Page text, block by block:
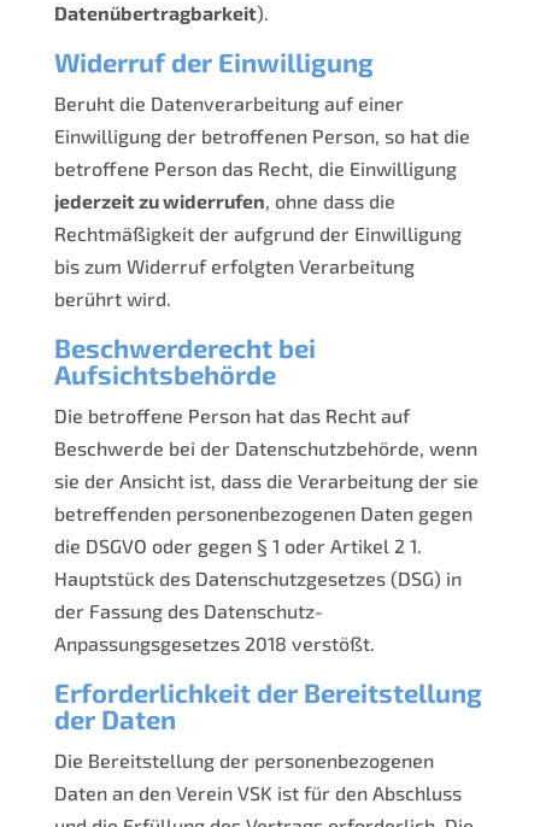
Datenübertragbarkeit).
Widerruf der Einwilligung
Beruht die Datenverarbeitung auf einer
Einwilligung der betroffenen Person, so hat die
betroffene Person das Recht, die Einwilligung
jederzeit zu widerrufen, ohne dass die
Rechtmäßigkeit der aufgrund der Einwilligung
bis zum Widerruf erfolgten Verarbeitung
berührt wird.
Beschwerderecht bei
Aufsichtsbehörde
Die betroffene Person hat das Recht auf
Beschwerde bei der Datenschutzbehörde, wenn
sie der Ansicht ist, dass die Verarbeitung der sie
betreffenden personenbezogenen Daten gegen
die DSGVO oder gegen § 1 oder Artikel 2 1.
Hauptstück des Datenschutzgesetzes (DSG) in
der Fassung des Datenschutz-
Anpassungsgesetzes 2018 verstößt.
Erforderlichkeit der Bereitstellung
der Daten
Die Bereitstellung der personenbezogenen
Daten an den Verein VSK ist für den Abschluss